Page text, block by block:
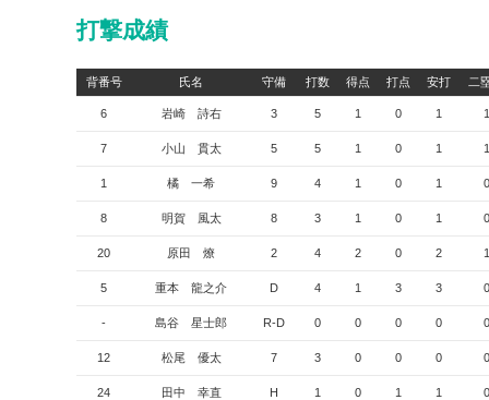
打撃成績
背番号 氏名 守備 打数 得点 打点 安打 二
6 岩崎 詩右 3 5 1 0 1 1
7 小山 貫太 5 5 1 0 1 1
1 橘 一希 9 4 1 0 1 0
8 明賀 風太 8 3 1 0 1 0
20 原田 燎 2 4 2 0 2 1
5 重本 龍之介 D 4 1 3 3 0
- 島谷 星士郎 R-D 0 0 0 0 0
12 松尾 優太 7 3 0 0 0 0
24 田中 幸直 H 1 0 1 1 0